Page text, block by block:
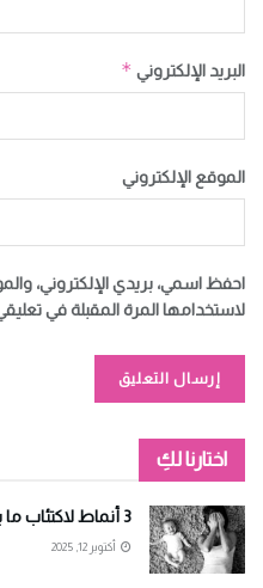
البريد الإلكتروني *
الموقع الإلكتروني
احفظ اسمي، بريدي الإلكتروني،
لاستخدامها المرة المقبلة في
Alternative:
اختارنا لكِ
3 أنماط لاكتئاب ما بعد الولادة .. تعرفي عليها
أكتوبر 12, 2025